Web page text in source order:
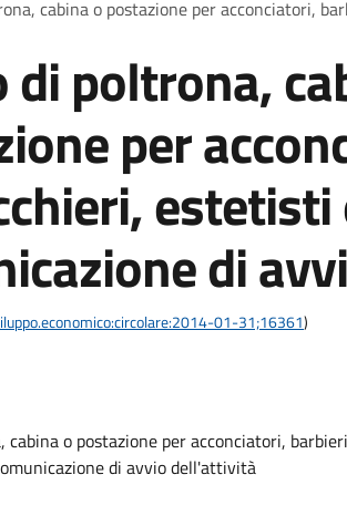
cabina o postazione per acconciatori,
poltrona,
per
di
01-31;16361)
o postazione per acconciatori,
di avvio dell'attività